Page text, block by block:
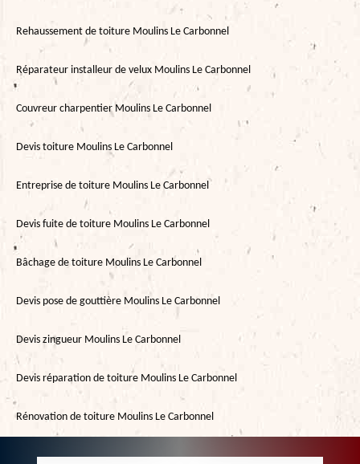
Rehaussement de toiture Moulins Le Carbonnel
Réparateur installeur de velux Moulins Le Carbonnel
Couvreur charpentier Moulins Le Carbonnel
Devis toiture Moulins Le Carbonnel
Entreprise de toiture Moulins Le Carbonnel
Devis fuite de toiture Moulins Le Carbonnel
Bâchage de toiture Moulins Le Carbonnel
Devis pose de gouttière Moulins Le Carbonnel
Devis zingueur Moulins Le Carbonnel
Devis réparation de toiture Moulins Le Carbonnel
Rénovation de toiture Moulins Le Carbonnel